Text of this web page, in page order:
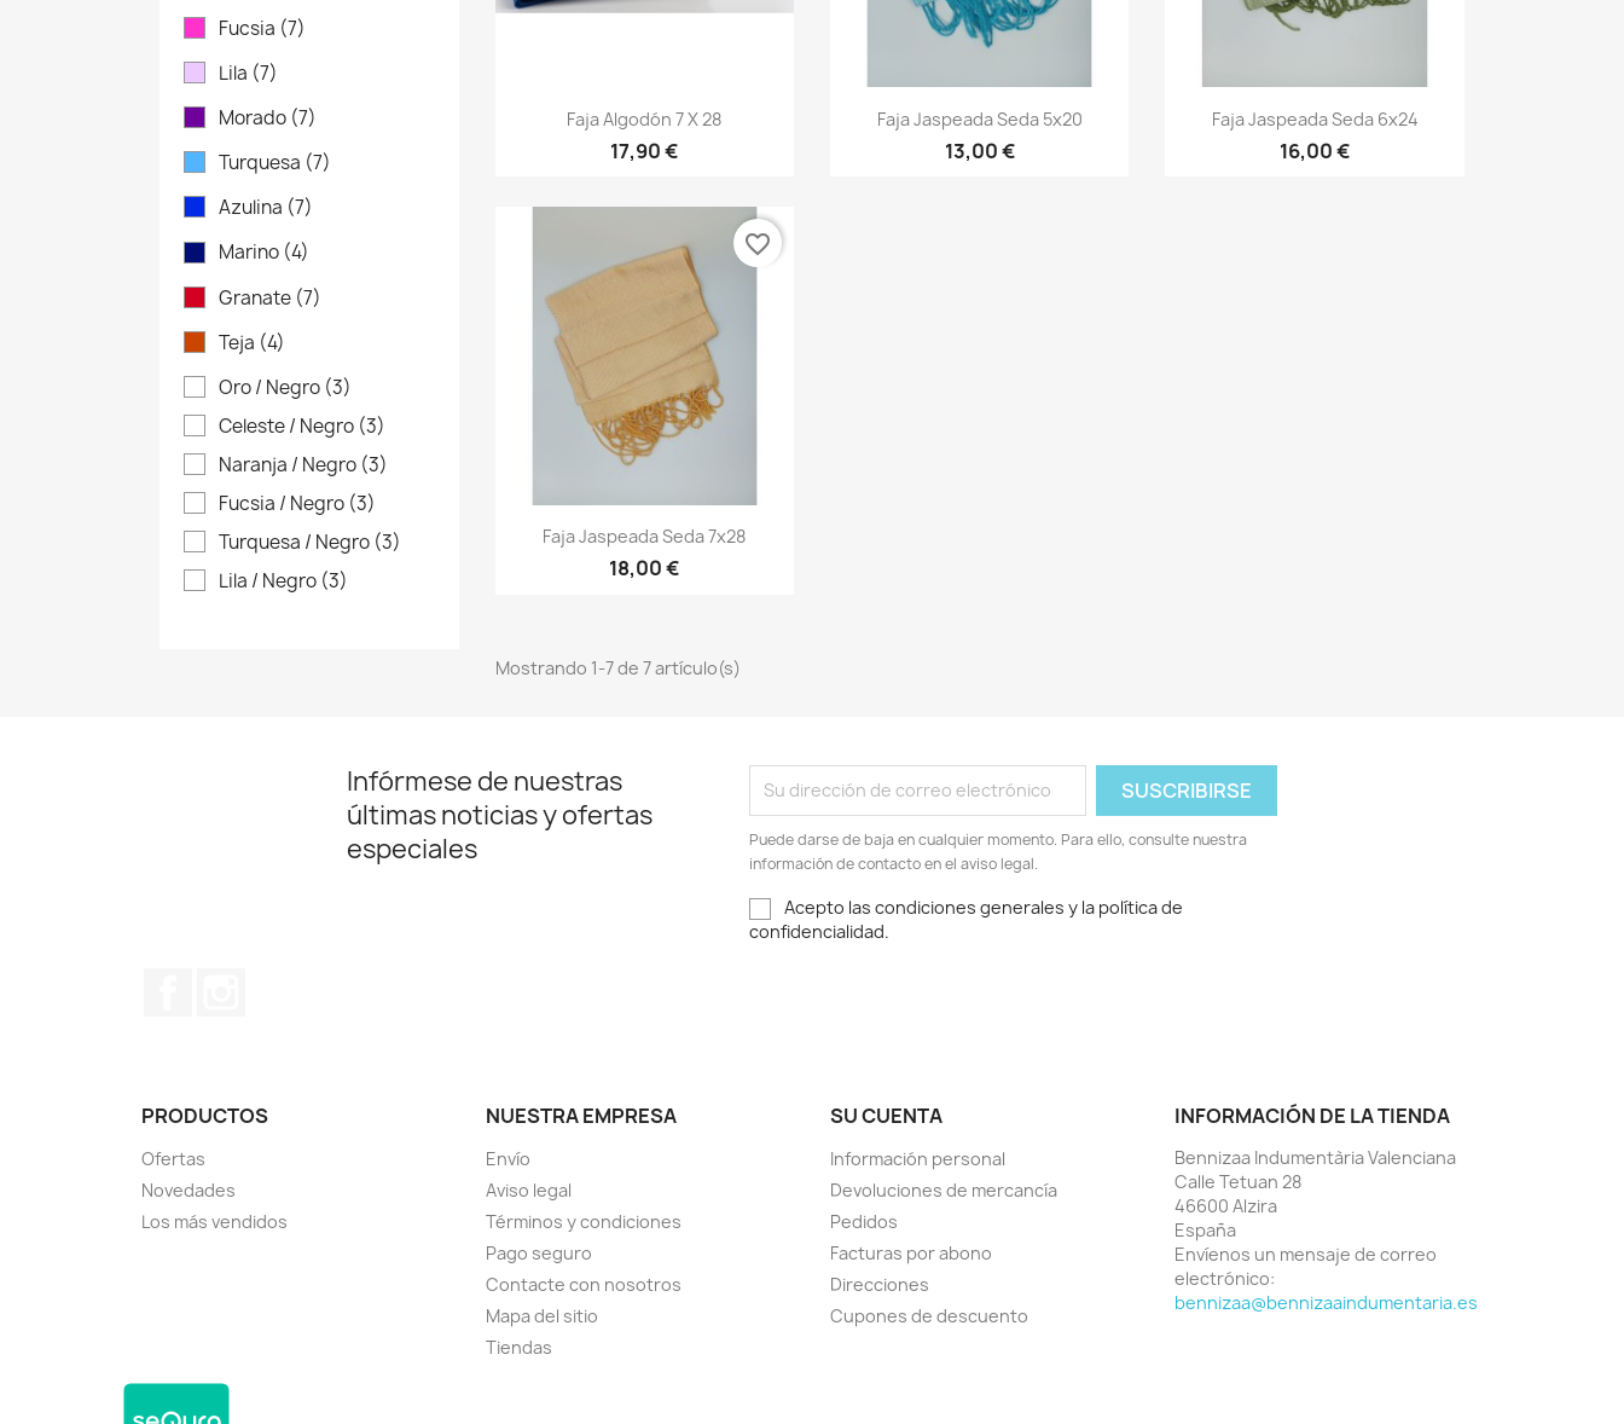
Fucsia (7)
Lila (7)
Morado (7)
Turquesa (7)
Azulina (7)
Marino (4)
Granate (7)
Teja (4)
Oro / Negro (3)
Celeste / Negro (3)
Naranja / Negro (3)
Fucsia / Negro (3)
Turquesa / Negro (3)
Lila / Negro (3)
 Vista rápida
Faja Algodón 7 X 28
17,90 €
Vista rápida
Faja Jaspeada Seda 5x20
13,00 €
Vista rápida
Faja Jaspeada Seda 6x24
16,00 €
Vista rápida
Faja Jaspeada Seda 7x28
18,00 €
favorite_border
Mostrando 1-7 de 7 artículo(s)
Infórmese de nuestras
últimas noticias y ofertas
especiales
Puede darse de baja en cualquier momento. Para ello, consulte nuestra
información de contacto en el aviso legal.
Acepto las condiciones generales y la política de
confidencialidad.
PRODUCTOS
Ofertas
Novedades
Los más vendidos
NUESTRA EMPRESA
Envío
Aviso legal
Términos y condiciones
Pago seguro
Contacte con nosotros
Mapa del sitio
Tiendas
SU CUENTA
Información personal
Devoluciones de mercancía
Pedidos
Facturas por abono
Direcciones
Cupones de descuento
INFORMACIÓN DE LA TIENDA
Bennizaa Indumentària Valenciana
Calle Tetuan 28
46600 Alzira
España
Envíenos un mensaje de correo
electrónico:
bennizaa@bennizaaindumentaria.es